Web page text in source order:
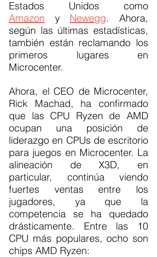
Amazon y Newegg. Ahora,
según las últimas estadísticas,
también están reclamando los
primeros lugares en
Microcenter.
Ahora, el CEO de Microcenter,
Rick Machad, ha confirmado
que las CPU Ryzen de AMD
ocupan una posición de
liderazgo en CPUs de escritorio
para juegos en Microcenter. La
alineación de X3D, en
particular, continúa viendo
fuertes ventas entre los
jugadores, ya que la
competencia se ha quedado
drásticamente. Entre las 10
CPU más populares, ocho son
chips AMD Ryzen: